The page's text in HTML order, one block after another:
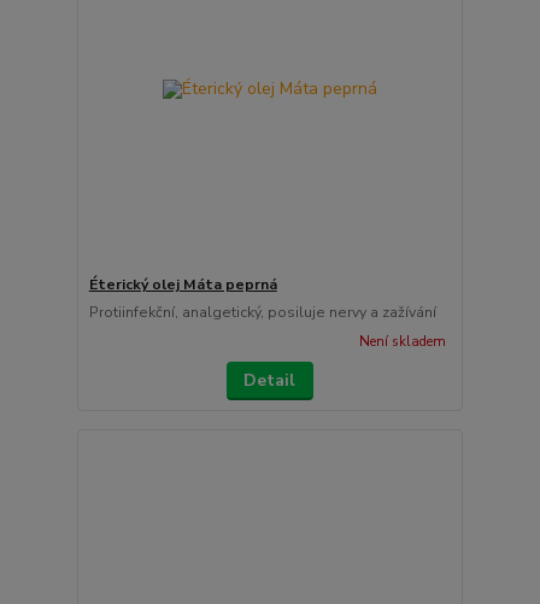
Éterický olej Máta peprná
Protiinfekční, analgetický, posiluje nervy a zažívání
Není skladem
Detail